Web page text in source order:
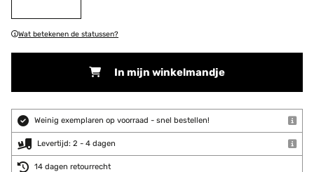
Wat betekenen de statussen?
In mijn winkelmandje
Weinig exemplaren op voorraad - snel bestellen!
Levertijd: 2 - 4 dagen
14 dagen retourrecht